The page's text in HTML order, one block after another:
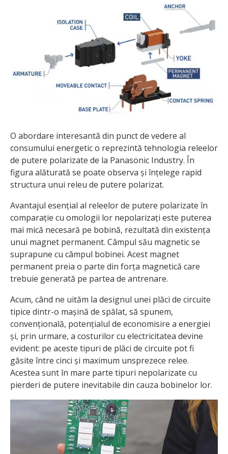
O abordare interesantă din punct de vedere al
consumului energetic o reprezintă tehnologia releelor
de putere polarizate de la Panasonic Industry. În
figura alăturată se poate observa și înțelege rapid
structura unui releu de putere polarizat.
Avantajul esențial al releelor de putere polarizate în
comparație cu omologii lor nepolarizați este puterea
mai mică necesară pe bobină, rezultată din existența
unui magnet permanent. Câmpul său magnetic se
suprapune cu câmpul bobinei. Acest magnet
permanent preia o parte din forța magnetică care
trebuie generată pe partea de antrenare.
Acum, când ne uităm la designul unei plăci de circuite
tipice dintr-o mașină de spălat, să spunem,
convențională, potențialul de economisire a energiei
și, prin urmare, a costurilor cu electricitatea devine
evident: pe aceste tipuri de plăci de circuite pot fi
găsite între cinci și maximum unsprezece relee.
Acestea sunt în mare parte tipuri nepolarizate cu
pierderi de putere inevitabile din cauza bobinelor lor.